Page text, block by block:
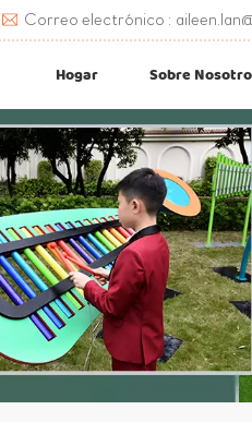
Correo electrónico :
Hogar Sobre